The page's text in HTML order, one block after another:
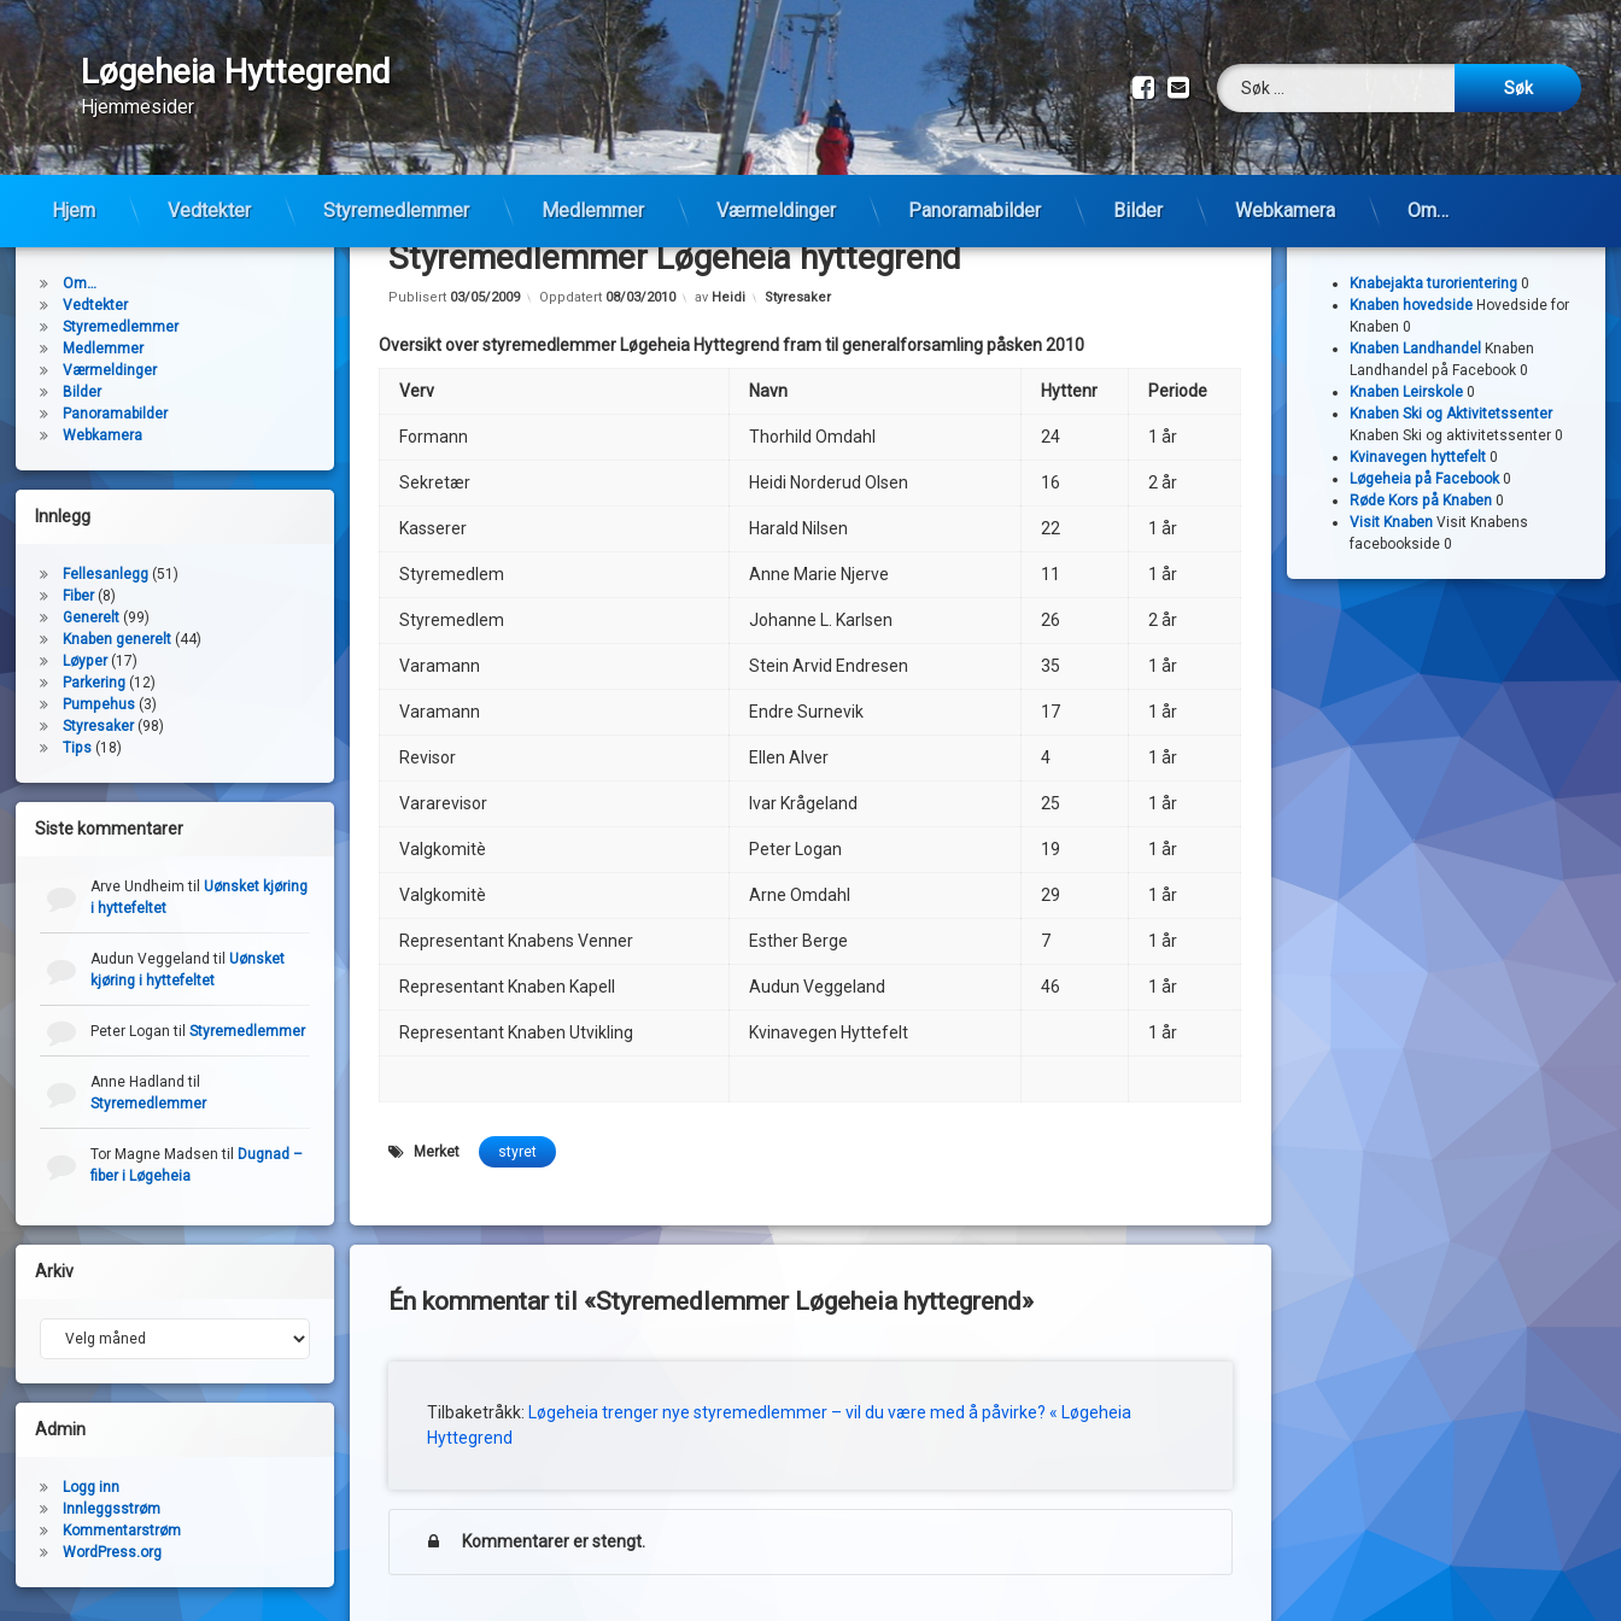
Hopp
Løgeheia Hyttegrend
Hjemmesider
Facebook
E-post
Søk etter:
Hjem Vedtekter Styremedlemmer Medlemmer Værmeldinger Panoramabilder Bilder Webkamera Om…
Styremedlemmer Løgeheia hyttegrend
Publisert 03/05/2009 Oppdatert 08/03/2010 av Heidi Kategorier:
Styresaker
Oversikt over styremedlemmer Løgeheia Hyttegrend fram til generalforsamling påsken 2010
Verv Navn Hyttenr Periode
Formann Thorhild Omdahl 24 1 år
Sekretær Heidi Norderud Olsen 16 2 år
Kasserer Harald Nilsen 22 1 år
Styremedlem Anne Marie Njerve 11 1 år
Styremedlem Johanne L. Karlsen 26 2 år
Varamann Stein Arvid Endresen 35 1 år
Varamann Endre Surnevik 17 1 år
Revisor Ellen Alver 4 1 år
Vararevisor Ivar Krågeland 25 1 år
Valgkomitè Peter Logan 19 1 år
Valgkomitè Arne Omdahl 29 1 år
Representant Knabens Venner Esther Berge 7 1 år
Representant Knaben Kapell Audun Veggeland 46 1 år
Representant Knaben Utvikling Kvinavegen Hyttefelt 1 år
Merket styret
Én kommentar til «Styremedlemmer Løgeheia hyttegrend»
Tilbaketråkk: Løgeheia trenger nye styremedlemmer – vil du være med å påvirke? « Løgeheia
Hyttegrend
Kommentarer er stengt.
Sider:
Om…
Vedtekter
Styremedlemmer
Medlemmer
Værmeldinger
Bilder
Panoramabilder
Webkamera
Innlegg
Fellesanlegg (51)
Fiber(8)
Generelt (99)
Knaben generelt (44)
Løyper(17)
Parkering (12)
Pumpehus (3)
Styresaker(98)
Tips (18)
Siste kommentarer
Arve Undheim tilUønsket kjøring
i hyttefeltet
Audun Veggeland tilUønsket
kjøring i hyttefeltet
Peter Logan tilStyremedlemmer
Anne Hadland til
Styremedlemmer
Tor Magne Madsen til Dugnad –
fiber i Løgeheia
Arkiv
Arkiv
Admin
Logg inn
Innleggsstrøm
Kommentarstrøm
WordPress.org
Knabejakta turorientering 0
Knaben hovedside Hovedside for
Knaben 0
Knaben Landhandel Knaben
Landhandel på Facebook 0
Knaben Leirskole 0
Knaben Ski og Aktivitetssenter
Knaben Ski og aktivitetssenter 0
Kvinavegen hyttefelt 0
Løgeheia på Facebook0
Røde Kors på Knaben 0
Visit Knaben Visit Knabens
facebookside 0